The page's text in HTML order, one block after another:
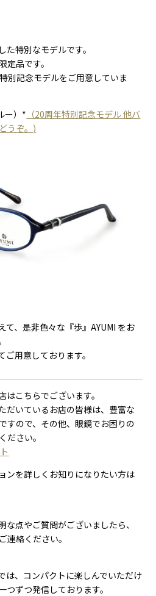
た特別なモデルです。
定品です。
別記念モデルをご用意していま
ー）* （20周年特別記念モデル 他バ
うぞ。)
て、是非色々な『歩』AYUMI をお
用意しております。
はこちらでございます。
だいているお店の皆様は、豊富な
すので、その他、眼鏡でお困りの
ださい。
ンを詳しくお知りになりたい方は
な点やご質問がございましたら、
連絡ください。
コンパクトに楽しんでいただけ
ずつ発信しております。